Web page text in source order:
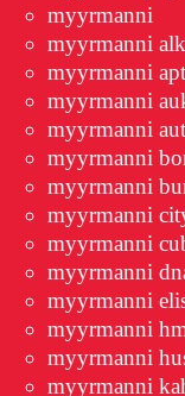
myyrmanni
myyrmanni
myyrmanni
myyrmanni
myyrmanni
myyrmanni
myyrmanni
myyrmanni
myyrmanni
myyrmanni
myyrmanni
myyrmanni
myyrmanni
myyrmanni